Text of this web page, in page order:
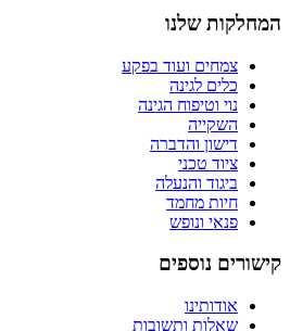
המחלקות שלנו
צמחים ועוד בפקע
כלים לגינה
נוי וטיפוח הגינה
השקייה
דישון והדברה
ציוד טכני
ביגוד והנעלה
חיות מחמד
פנאי ונופש
קישורים נוספים
אודותינו
שאלות ותשובות